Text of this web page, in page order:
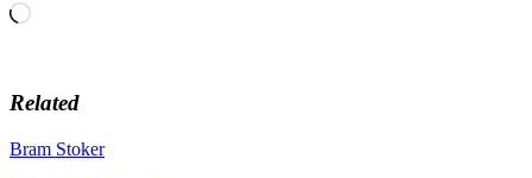
Loading…
Related
Bram Stoker